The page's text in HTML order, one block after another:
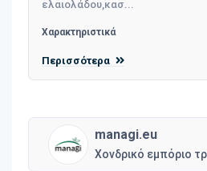
ελαιολάδου,κασ...
Χαρακτηριστικά
Περισσότερα
managi.eu
Χονδρικό εμπόριο